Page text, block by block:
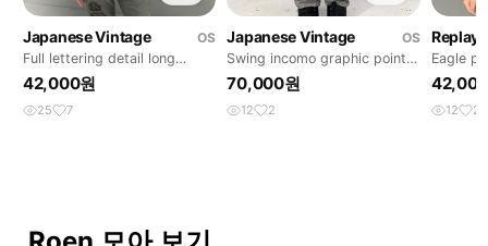
Japanese Vintage
OS
Full lettering detail long
sleeve
42,000원
25 7
Japanese Vintage
OS
Swing incomo graphic point
grey pants
70,000원
12 2
Replay
Eagle
12 2